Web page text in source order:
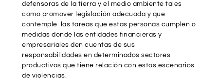
defensoras de la tierra y el medio ambiente tales
como promover legislación adecuada y que
contemple las tareas que estas personas cumplen o
medidas donde las entidades financieras y
empresariales den cuentas de sus
responsabilidades en determinados sectores
productivos que tiene relación con estos escenarios
de violencias.